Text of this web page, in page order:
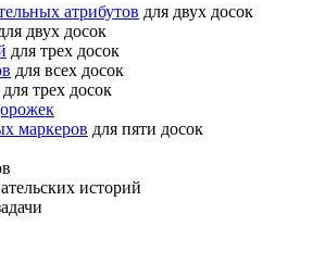
атрибутов для двух досок
двух досок
для трех досок
для всех досок
для трех досок
маркеров для пяти досок
историй